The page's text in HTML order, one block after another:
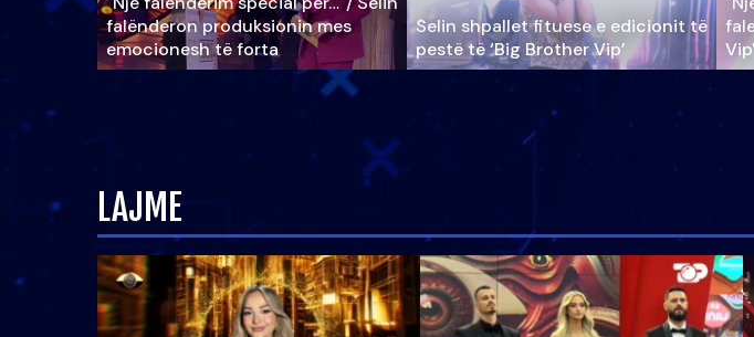
falënderon produksionin mes
emocionesh të forta
Selin shpallet fituese e edicionit të
pestë të ‘Big Brother Vip’
LAJME